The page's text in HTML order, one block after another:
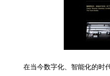
在当今数字化、智能化的时